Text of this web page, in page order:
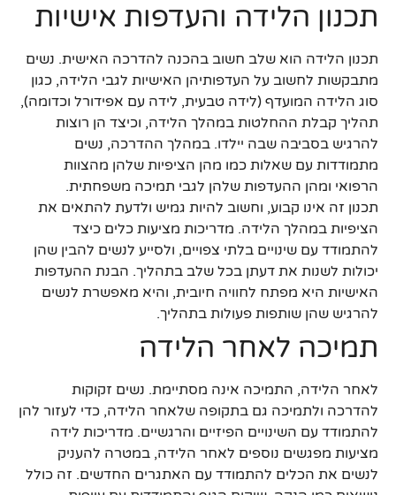
תכנון הלידה והעדפות אישיות
תכנון הלידה הוא שלב חשוב בהכנה להדרכה האישית. נשים
מתבקשות לחשוב על העדפותיהן האישיות לגבי הלידה, כגון
סוג הלידה המועדף (לידה טבעית, לידה עם אפידורל וכדומה),
תהליך קבלת ההחלטות במהלך הלידה, וכיצד הן רוצות
להרגיש בסביבה שבה יילדו. במהלך ההדרכה, נשים
מתמודדות עם שאלות כמו מהן הציפיות שלהן מהצוות
הרפואי ומהן ההעדפות שלהן לגבי תמיכה משפחתית.
תכנון זה אינו קבוע, וחשוב להיות גמיש ולדעת להתאים את
הציפיות במהלך הלידה. מדריכות מציעות כלים כיצד
להתמודד עם שינויים בלתי צפויים, ולסייע לנשים להבין שהן
יכולות לשנות את דעתן בכל שלב בתהליך. הבנת ההעדפות
האישיות היא מפתח לחוויה חיובית, והיא מאפשרת לנשים
להרגיש שהן שותפות פעולות בתהליך.
תמיכה לאחר הלידה
לאחר הלידה, התמיכה אינה מסתיימת. נשים זקוקות
להדרכה ולתמיכה גם בתקופה שלאחר הלידה, כדי לעזור להן
להתמודד עם השינויים הפיזיים והרגשיים. מדריכות לידה
מציעות מפגשים נוספים לאחר הלידה, במטרה להעניק
לנשים את הכלים להתמודד עם האתגרים החדשים. זה כולל